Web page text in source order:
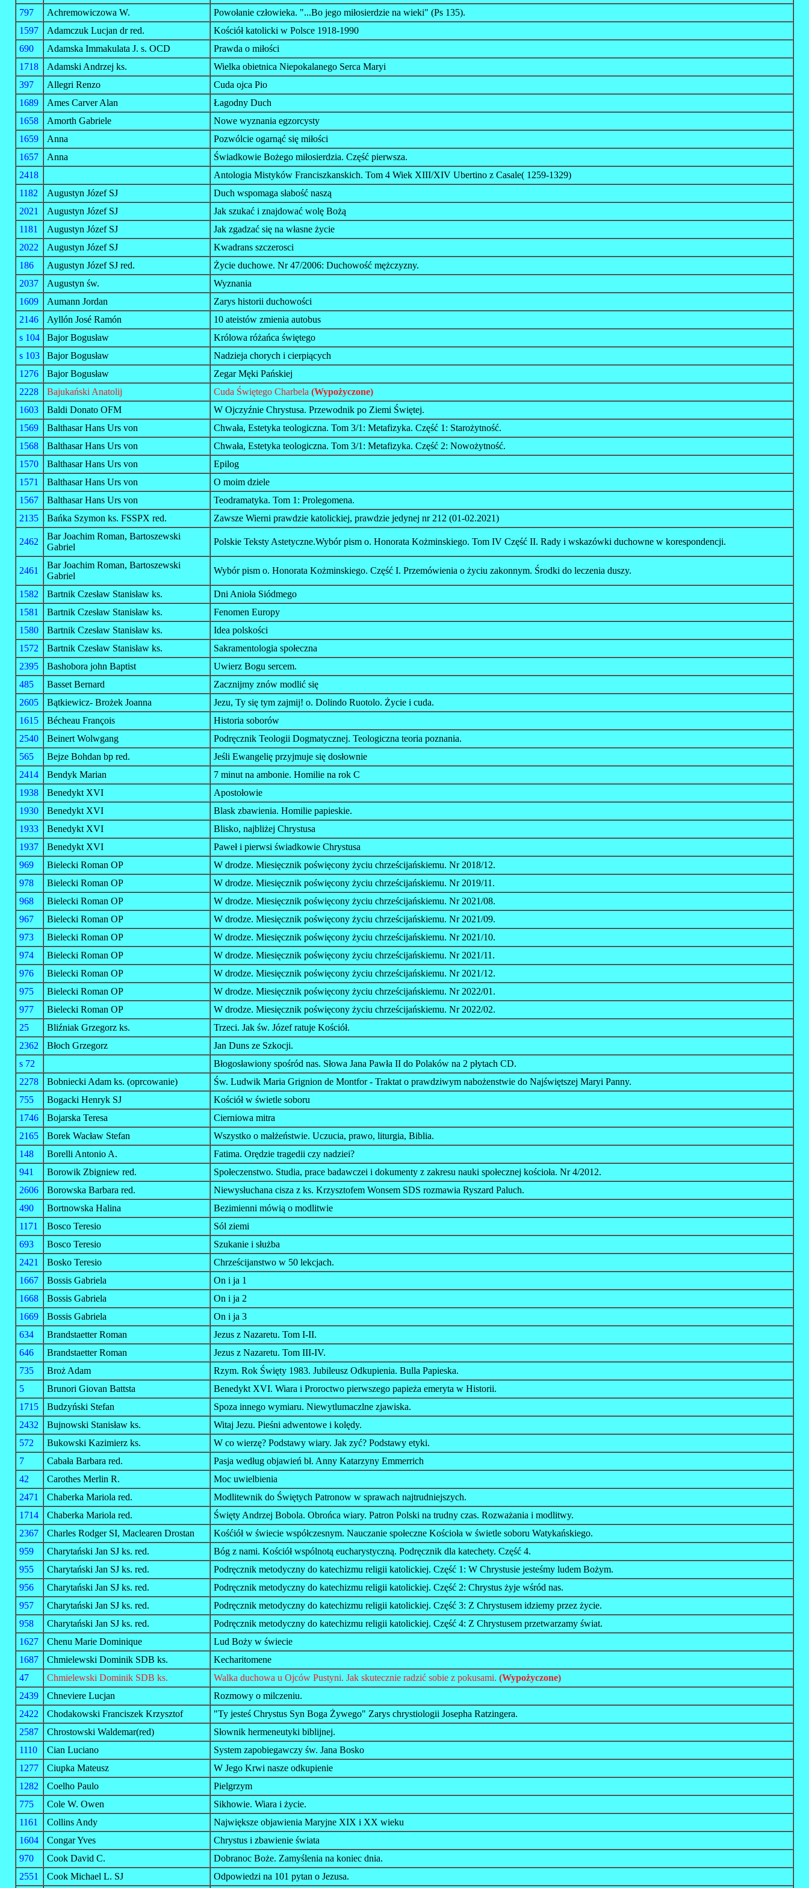
797 Achremowiczowa W.
Powołanie człowieka. "...Bo jego miłosierdzie na wieki" (Ps 135).
1597
Adamczuk Lucjan dr red.
Kościół katolicki w Polsce 1918-1990
690
Adamska Immakulata J. s. OCD
Prawda o miłości
1718
Adamski Andrzej ks.
Wielka obietnica Niepokalanego Serca Maryi
397
Allegri Renzo
Cuda ojca Pio
1689
Ames Carver Alan
Łagodny Duch
1658
Amorth Gabriele
Nowe wyznania egzorcysty
1659
Anna
Pozwólcie ogarnąć się miłości
1657
Anna
Świadkowie Bożego miłosierdzia. Część pierwsza.
2418
Antologia Mistyków Franciszkanskich. Tom 4 Wiek XIII/XIV Ubertino z Casale( 1259-1329)
1182
Augustyn Józef SJ
Duch wspomaga słabość naszą
2021
Augustyn Józef SJ
Jak szukać i znajdować wolę Bożą
1181
Augustyn Józef SJ
Jak zgadzać się na własne życie
2022
Augustyn Józef SJ
Kwadrans szczerosci
186
Augustyn Józef SJ red.
Życie duchowe. Nr 47/2006: Duchowość mężczyzny.
2037
Augustyn św.
Wyznania
1609
Aumann Jordan
Zarys historii duchowości
2146
Ayllón José Ramón
10 ateistów zmienia autobus
s 104
Bajor Bogusław
Królowa różańca świętego
s 103
Bajor Bogusław
Nadzieja chorych i cierpiących
1276
Bajor Bogusław
Zegar Męki Pańskiej
2228
Bajukański Anatolij Cuda Świętego Charbela (Wypożyczone)
1603
Baldi Donato OFM
W Ojczyźnie Chrystusa. Przewodnik po Ziemi Świętej.
1569
Balthasar Hans Urs von
Chwała, Estetyka teologiczna. Tom 3/1: Metafizyka. Część 1: Starożytność.
1568
Balthasar Hans Urs von
Chwała, Estetyka teologiczna. Tom 3/1: Metafizyka. Część 2: Nowożytność.
1570
Balthasar Hans Urs von
Epilog
1571
Balthasar Hans Urs von
O moim dziele
1567
Balthasar Hans Urs von
Teodramatyka. Tom 1: Prolegomena.
2135
Bańka Szymon ks. FSSPX red. Zawsze Wierni prawdzie katolickiej, prawdzie jedynej nr 212 (01-02.2021)
2462
Bar Joachim Roman, Bartoszewski
Gabriel
Polskie Teksty Astetyczne.Wybór pism o. Honorata Kożminskiego. Tom IV Część II. Rady i wskazówki duchowne w korespondencji.
2461
Bar Joachim Roman, Bartoszewski
Gabriel
Wybór pism o. Honorata Kożminskiego. Część I. Przemówienia o życiu zakonnym. Środki do leczenia duszy.
1582 Bartnik Czesław Stanisław ks.
Dni Anioła Siódmego
1581
Bartnik Czesław Stanisław ks.
Fenomen Europy
1580
Bartnik Czesław Stanisław ks.
Idea polskości
1572
Bartnik Czesław Stanisław ks.
Sakramentologia społeczna
2395
Bashobora john Baptist
Uwierz Bogu sercem.
485
Basset Bernard
Zacznijmy znów modlić się
2605
Bątkiewicz- Brożek Joanna
Jezu, Ty się tym zajmij! o. Dolindo Ruotolo. Życie i cuda.
1615
Bécheau François
Historia soborów
2540
Beinert Wolwgang
Podręcznik Teologii Dogmatycznej. Teologiczna teoria poznania.
565
Bejze Bohdan bp red.
Jeśli Ewangelię przyjmuje się dosłownie
2414
Bendyk Marian
7 minut na ambonie. Homilie na rok C
1938
Benedykt XVI
Apostołowie
1930
Benedykt XVI
Blask zbawienia. Homilie papieskie.
1933
Benedykt XVI
Blisko, najbliżej Chrystusa
1937
Benedykt XVI
Paweł i pierwsi świadkowie Chrystusa
969
Bielecki Roman OP
W drodze. Miesięcznik poświęcony życiu chrześcijańskiemu. Nr 2018/12.
978
Bielecki Roman OP
W drodze. Miesięcznik poświęcony życiu chrześcijańskiemu. Nr 2019/11.
968
Bielecki Roman OP
W drodze. Miesięcznik poświęcony życiu chrześcijańskiemu. Nr 2021/08.
967
Bielecki Roman OP
W drodze. Miesięcznik poświęcony życiu chrześcijańskiemu. Nr 2021/09.
973
Bielecki Roman OP
W drodze. Miesięcznik poświęcony życiu chrześcijańskiemu. Nr 2021/10.
974
Bielecki Roman OP
W drodze. Miesięcznik poświęcony życiu chrześcijańskiemu. Nr 2021/11.
976
Bielecki Roman OP
W drodze. Miesięcznik poświęcony życiu chrześcijańskiemu. Nr 2021/12.
975
Bielecki Roman OP
W drodze. Miesięcznik poświęcony życiu chrześcijańskiemu. Nr 2022/01.
977
Bielecki Roman OP
W drodze. Miesięcznik poświęcony życiu chrześcijańskiemu. Nr 2022/02.
25
Bliźniak Grzegorz ks.
Trzeci. Jak św. Józef ratuje Kościół.
2362
Błoch Grzegorz
Jan Duns ze Szkocji.
s 72
Błogosławiony spośród nas. Słowa Jana Pawła II do Polaków na 2 płytach CD.
2278
Bobniecki Adam ks. (oprcowanie)
Św. Ludwik Maria Grignion de Montfor - Traktat o prawdziwym nabożenstwie do Najświętszej Maryi Panny.
755
Bogacki Henryk SJ
Kościół w świetle soboru
1746
Bojarska Teresa
Cierniowa mitra
2165
Borek Wacław Stefan
Wszystko o małżeństwie. Uczucia, prawo, liturgia, Biblia.
148
Borelli Antonio A.
Fatima. Orędzie tragedii czy nadziei?
941
Borowik Zbigniew red.
Społeczenstwo. Studia, prace badawczei i dokumenty z zakresu nauki społecznej kościoła. Nr 4/2012.
2606
Borowska Barbara red.
Niewysłuchana cisza z ks. Krzysztofem Wonsem SDS rozmawia Ryszard Paluch.
490
Bortnowska Halina
Bezimienni mówią o modlitwie
1171
Bosco Teresio
Sól ziemi
693
Bosco Teresio
Szukanie i służba
2421
Bosko Teresio
Chrześcijanstwo w 50 lekcjach.
1667
Bossis Gabriela
On i ja 1
1668
Bossis Gabriela
On i ja 2
1669
Bossis Gabriela
On i ja 3
634
Brandstaetter Roman
Jezus z Nazaretu. Tom I-II.
646
Brandstaetter Roman
Jezus z Nazaretu. Tom III-IV.
735
Broż Adam
Rzym. Rok Święty 1983. Jubileusz Odkupienia. Bulla Papieska.
5
Brunori Giovan Battsta
Benedykt XVI. Wiara i Proroctwo pierwszego papieża emeryta w Historii.
1715
Budzyński Stefan
Spoza innego wymiaru. Niewytlumaczlne zjawiska.
2432
Bujnowski Stanisław ks.
Witaj Jezu. Pieśni adwentowe i kolędy.
572
Bukowski Kazimierz ks.
W co wierzę? Podstawy wiary. Jak zyć? Podstawy etyki.
7
Cabała Barbara red.
Pasja według objawień bł. Anny Katarzyny Emmerrich
42
Carothes Merlin R.
Moc uwielbienia
2471
Chaberka Mariola red.
Modlitewnik do Świętych Patronow w sprawach najtrudniejszych.
1714
Chaberka Mariola red.
Święty Andrzej Bobola. Obrońca wiary. Patron Polski na trudny czas. Rozważania i modlitwy.
2367
Charles Rodger SI, Maclearen Drostan
Kośćiół w świecie współczesnym. Nauczanie społeczne Kościoła w świetle soboru Watykańskiego.
959
Charytański Jan SJ ks. red.
Bóg z nami. Kościół wspólnotą eucharystyczną. Podręcznik dla katechety. Część 4.
955
Charytański Jan SJ ks. red.
Podręcznik metodyczny do katechizmu religii katolickiej. Część 1: W Chrystusie jesteśmy ludem Bożym.
956
Charytański Jan SJ ks. red.
Podręcznik metodyczny do katechizmu religii katolickiej. Część 2: Chrystus żyje wśród nas.
957
Charytański Jan SJ ks. red.
Podręcznik metodyczny do katechizmu religii katolickiej. Część 3: Z Chrystusem idziemy przez życie.
958
Charytański Jan SJ ks. red.
Podręcznik metodyczny do katechizmu religii katolickiej. Część 4: Z Chrystusem przetwarzamy świat.
1627
Chenu Marie Dominique
Lud Boży w świecie
1687
Chmielewski Dominik SDB ks.
Kecharitomene
47
Chmielewski Dominik SDB ks. Walka duchowa u Ojców Pustyni. Jak skutecznie radzić sobie z pokusami. (Wypożyczone)
2439
Chneviere Lucjan
Rozmowy o milczeniu.
2422
Chodakowski Franciszek Krzysztof
"Ty jesteś Chrystus Syn Boga Żywego" Zarys chrystiologii Josepha Ratzingera.
2587
Chrostowski Waldemar(red)
Słownik hermeneutyki biblijnej.
1110
Cian Luciano
System zapobiegawczy św. Jana Bosko
1277
Ciupka Mateusz
W Jego Krwi nasze odkupienie
1282
Coelho Paulo
Pielgrzym
775
Cole W. Owen
Sikhowie. Wiara i życie.
1161
Collins Andy
Największe objawienia Maryjne XIX i XX wieku
1604
Congar Yves
Chrystus i zbawienie świata
970
Cook David C.
Dobranoc Boże. Zamyślenia na koniec dnia.
2551
Cook Michael L. SJ Odpowiedzi na 101 pytan o Jezusa.